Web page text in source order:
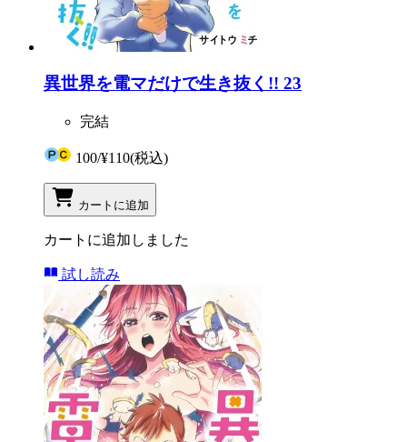
異世界を電マだけで生き抜く!! 23
完結
100/¥110(税込)
カートに追加
カートに追加しました
試し読み